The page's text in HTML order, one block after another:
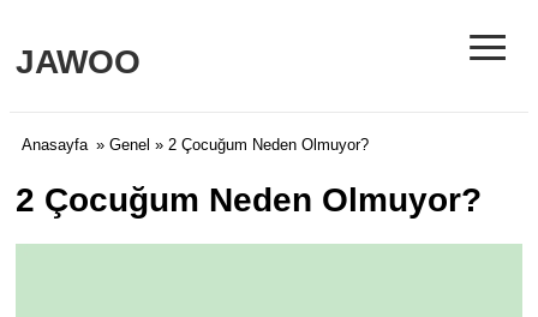
JAWOO ≡
Anasayfa » Genel » 2 Çocuğum Neden Olmuyor?
2 Çocuğum Neden Olmuyor?